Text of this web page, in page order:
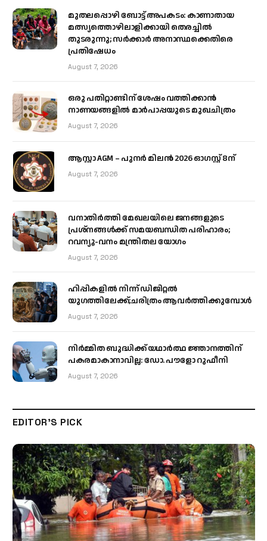
മുതലപ്പൊഴി ബോട്ട് അപകടം: കാണാതായ
മത്സ്യത്തൊഴിലാളിക്കായി തെരച്ചിൽ
തുടരുന്നു; സർക്കാർ അനാസ്ഥക്കെതിരെ
പ്രതിഷേധം
August 7, 2026
ഒരു പതിറ്റാണ്ടിന് ശേഷം വത്തിക്കാൻ
നാണയങ്ങളിൽ മാർപാപ്പയുടെ മുഖചിത്രം
August 7, 2026
ആസ്റ്റാ AGM – പുനർ മിലൻ 2026 ഓഗസ്റ്റ് 8ന്
August 7, 2026
വനാതിർത്തി മേഖലയിലെ ജനങ്ങളുടെ
പ്രശ്നങ്ങൾക്ക് സമയബന്ധിത പരിഹാരം;
റവന്യൂ-വനം മന്ത്രിതല യോഗം
August 7, 2026
ഹിപ്പികളില്‍ നിന്ന് ഡിജിറ്റല്‍
യുഗത്തിലേക്ക്;ചരിത്രം ആവര്‍ത്തിക്കുമ്പോള്‍
August 7, 2026
നിർമ്മിത ബുദ്ധിക്ക് യഥാർത്ഥ ജ്ഞാനത്തിന്
പകരമാകാനാവില്ല: ഡോ. പൗളോ റുഫീനി
August 7, 2026
EDITOR'S PICK